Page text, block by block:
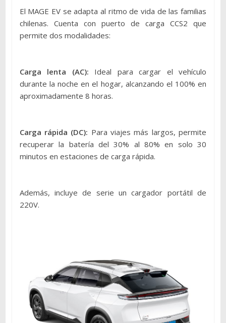
El MAGE EV se adapta al ritmo de vida de las familias
chilenas. Cuenta con puerto de carga CCS2 que
permite dos modalidades:
Carga lenta (AC): Ideal para cargar el vehículo
durante la noche en el hogar, alcanzando el 100% en
aproximadamente 8 horas.
Carga rápida (DC): Para viajes más largos, permite
recuperar la batería del 30% al 80% en solo 30
minutos en estaciones de carga rápida.
Además, incluye de serie un cargador portátil de
220V.